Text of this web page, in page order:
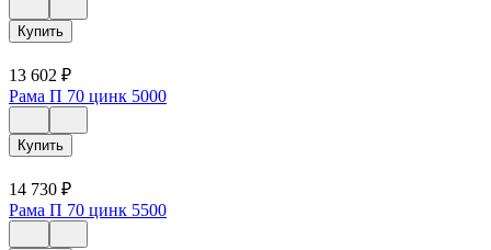
Купить
13 602 ₽
Рама П 70 цинк 5000
Купить
14 730 ₽
Рама П 70 цинк 5500